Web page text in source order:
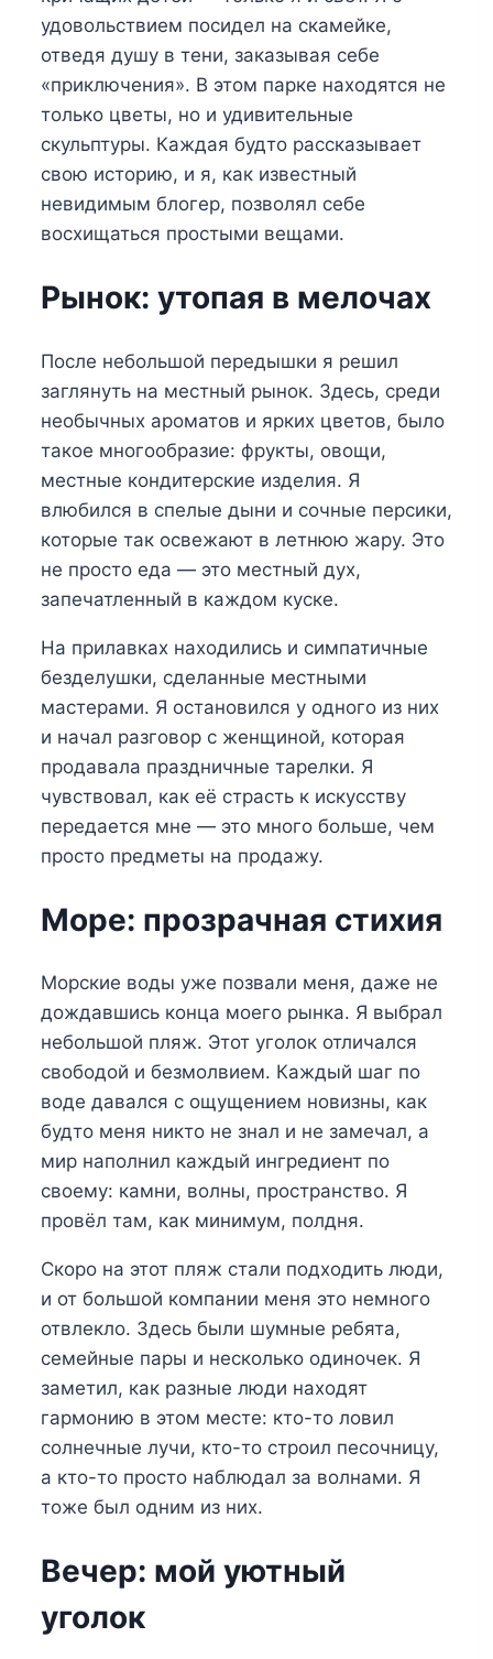
удовольствием посидел на скамейке,
отведя душу в тени, заказывая себе
«приключения». В этом парке находятся не
только цветы, но и удивительные
скульптуры. Каждая будто рассказывает
свою историю, и я, как известный
невидимым блогер, позволял себе
восхищаться простыми вещами.
Рынок: утопая в мелочах
После небольшой передышки я решил
заглянуть на местный рынок. Здесь, среди
необычных ароматов и ярких цветов, было
такое многообразие: фрукты, овощи,
местные кондитерские изделия. Я
влюбился в спелые дыни и сочные персики,
которые так освежают в летнюю жару. Это
не просто еда — это местный дух,
запечатленный в каждом куске.
На прилавках находились и симпатичные
безделушки, сделанные местными
мастерами. Я остановился у одного из них
и начал разговор с женщиной, которая
продавала праздничные тарелки. Я
чувствовал, как её страсть к искусству
передается мне — это много больше, чем
просто предметы на продажу.
Море: прозрачная стихия
Морские воды уже позвали меня, даже не
дождавшись конца моего рынка. Я выбрал
небольшой пляж. Этот уголок отличался
свободой и безмолвием. Каждый шаг по
воде давался с ощущением новизны, как
будто меня никто не знал и не замечал, а
мир наполнил каждый ингредиент по
своему: камни, волны, пространство. Я
провёл там, как минимум, полдня.
Скоро на этот пляж стали подходить люди,
и от большой компании меня это немного
отвлекло. Здесь были шумные ребята,
семейные пары и несколько одиночек. Я
заметил, как разные люди находят
гармонию в этом месте: кто-то ловил
солнечные лучи, кто-то строил песочницу,
а кто-то просто наблюдал за волнами. Я
тоже был одним из них.
Вечер: мой уютный
уголок